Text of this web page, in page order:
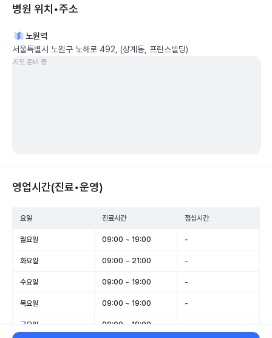
병원 위치•주소
노원역
서울특별시 노원구 노해로 492, (상계동, 프린스빌딩)
지도 준비 중
영업시간(진료•운영)
요일 진료시간 점심시간
월요일 09:00 ~ 19:00 -
화요일 09:00 ~ 21:00 -
수요일 09:00 ~ 19:00 -
목요일 09:00 ~ 19:00 -
금요일 09:00 ~ 19:00